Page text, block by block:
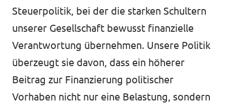
Steuerpolitik, bei der die starken Schultern
unserer Gesellschaft bewusst finanzielle
Verantwortung übernehmen. Unsere Politik
überzeugt sie davon, dass ein höherer
Beitrag zur Finanzierung politischer
Vorhaben nicht nur eine Belastung, sondern